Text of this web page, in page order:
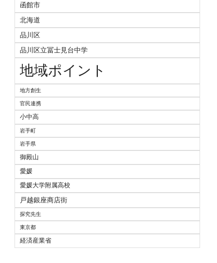
函館市
北海道
品川区
品川区立冨士見台中学
地域ポイント
地方創生
官民連携
小中高
岩手町
岩手県
御殿山
愛媛
愛媛大学附属高校
戸越銀座商店街
探究先生
東京都
経済産業省